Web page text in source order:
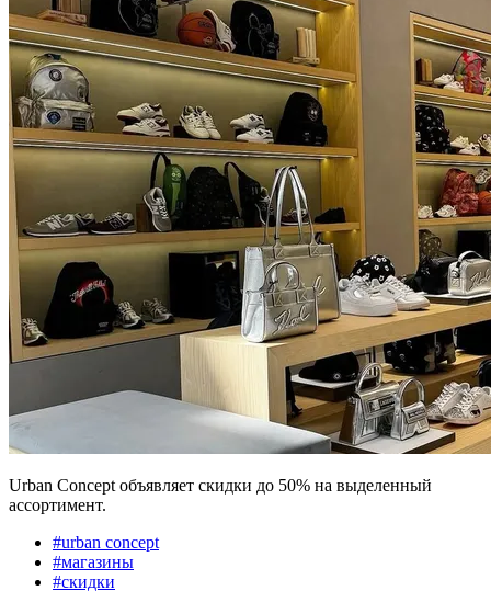
Urban Concept объявляет скидки до 50% на выделенный
ассортимент.
#urban concept
#магазины
#скидки